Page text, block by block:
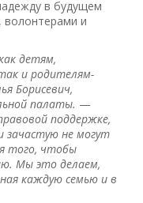
в будущем
волонтерами и
детям,
и родителям-
Борисевич,
палаты. —
поддержке,
не могут
того, чтобы
Мы это делаем,
каждую семью и в